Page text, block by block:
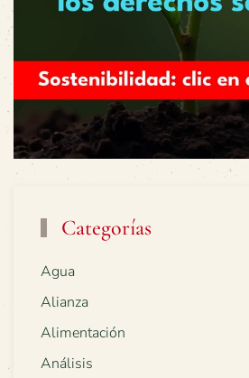
Categorías
Agua
Alianza
Alimentación
Análisis